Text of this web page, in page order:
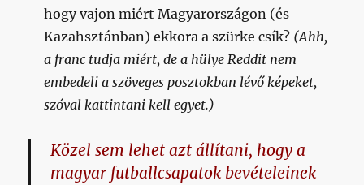
hogy vajon miért Magyarországon (és
Kazahsztánban) ekkora a szürke csík? (Ahh,
a franc tudja miért, de a hülye Reddit nem
embedeli a szöveges posztokban lévő képeket,
szóval kattintani kell egyet.)
Közel sem lehet azt állítani, hogy a
magyar futballcsapatok bevételeinek